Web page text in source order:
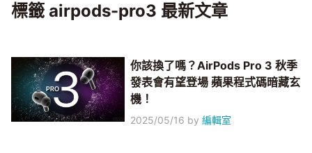
標籤 airpods-pro3 最新文章
你該換了嗎？AirPods Pro 3 秋季
發表會有望登場 蘋果程式碼暗藏玄
機！
2025/05/16 by編輯室